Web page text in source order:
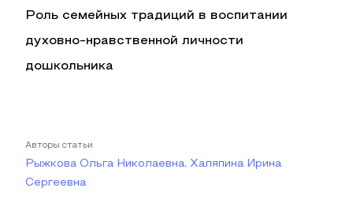
Роль семейных традиций в воспитании
духовно-нравственной личности
дошкольника
Авторы статьи
Рыжкова Ольга Николаевна, Халяпина Ирина
Сергеевна